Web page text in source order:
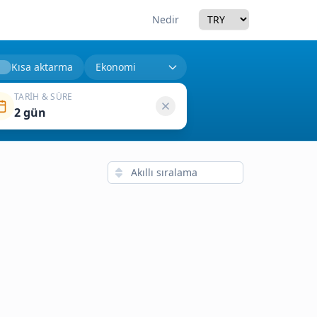
Nedir Currency
Kısa aktarma
TARIH & SÜRE
2 gün